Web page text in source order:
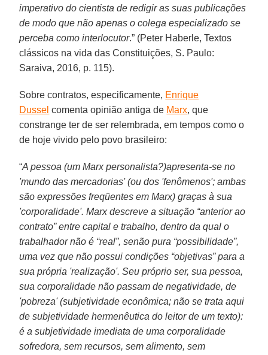
imperativo do cientista de redigir as suas publicações
de modo que não apenas o colega especializado se
perceba como interlocutor.” (Peter Haberle, Textos
clássicos na vida das Constituições, S. Paulo:
Saraiva, 2016, p. 115).
Sobre contratos, especificamente, Enrique
Dussel comenta opinião antiga de Marx, que
constrange ter de ser relembrada, em tempos como o
de hoje vivido pelo povo brasileiro:
“A pessoa (um Marx personalista?)apresenta-se no
'mundo das mercadorias' (ou dos 'fenômenos'; ambas
são expressões freqüentes em Marx) graças à sua
'corporalidade'. Marx descreve a situação “anterior ao
contrato” entre capital e trabalho, dentro da qual o
trabalhador não é “real”, senão pura “possibilidade”,
uma vez que não possui condições “objetivas” para a
sua própria 'realização'. Seu próprio ser, sua pessoa,
sua corporalidade não passam de negatividade, de
'pobreza' (subjetividade econômica; não se trata aqui
de subjetividade hermenêutica do leitor de um texto):
é a subjetividade imediata de uma corporalidade
sofredora, sem recursos, sem alimento, sem